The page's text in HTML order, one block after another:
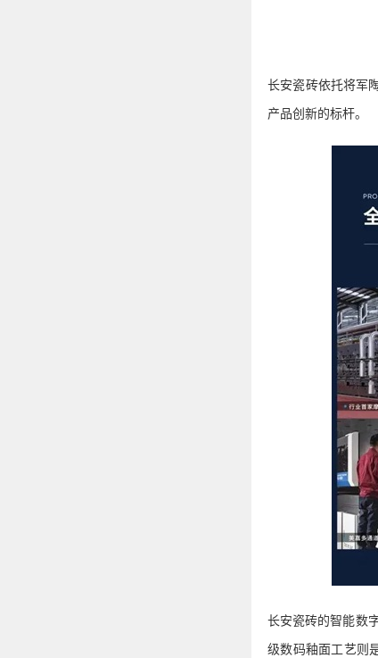
长安瓷砖依托将军
产品创新的标杆。
长安瓷砖的智能数
级数码釉面工艺则